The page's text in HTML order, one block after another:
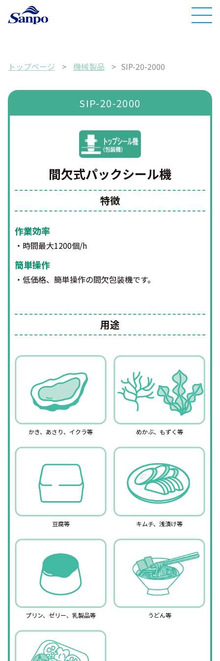
トップページ > 機械製品 > SIP-20-2000
SIP-20-2000
間欠式パックシール機
特徴
作業効率
・時間最大1200個/h
簡単操作
・低価格、簡単操作の間欠包装機です。
用途
かき、あさり、イクラ等 めかぶ、もずく等
豆腐等 キムチ、浅漬け等
プリン、ゼリー、乳製品等 うどん等